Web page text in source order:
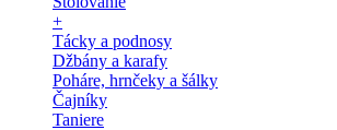
+
Tácky a podnosy
Džbány a karafy
Poháre, hrnčeky a šálky
Čajníky
Taniere